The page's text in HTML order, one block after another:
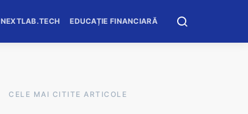
NEXTLAB.TECH EDUCAȚIE FINANCIARĂ
CELE MAI CITITE ARTICOLE